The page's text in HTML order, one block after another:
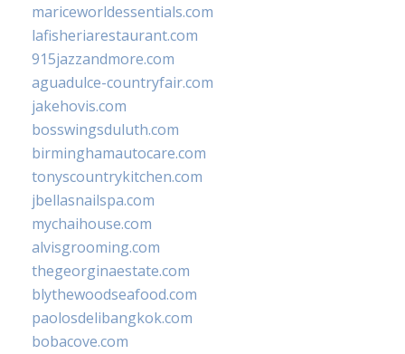
mariceworldessentials.com
lafisheriarestaurant.com
915jazzandmore.com
aguadulce-countryfair.com
jakehovis.com
bosswingsduluth.com
birminghamautocare.com
tonyscountrykitchen.com
jbellasnailspa.com
mychaihouse.com
alvisgrooming.com
thegeorginaestate.com
blythewoodseafood.com
paolosdelibangkok.com
bobacove.com